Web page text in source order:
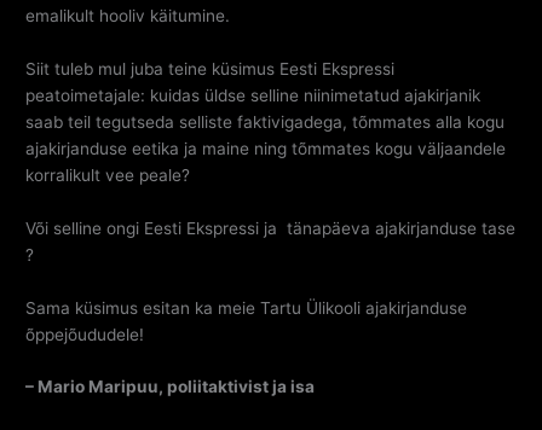
emalikult hooliv käitumine.
Siit tuleb mul juba teine küsimus Eesti Ekspressi
peatoimetajale: kuidas üldse selline niinimetatud ajakirjanik
saab teil tegutseda selliste faktivigadega, tõmmates alla kogu
ajakirjanduse eetika ja maine ning tõmmates kogu väljaandele
korralikult vee peale?
Või selline ongi Eesti Ekspressi ja tänapäeva ajakirjanduse tase
?
Sama küsimus esitan ka meie Tartu Ülikooli ajakirjanduse
õppejõududele!
– Mario Maripuu, poliitaktivist ja isa